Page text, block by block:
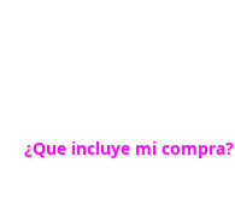
¿Que incluye mi compra?